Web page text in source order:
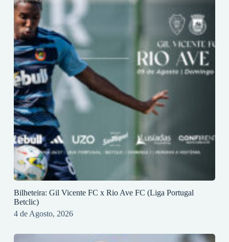
Bilheteira: Gil Vicente FC x Rio Ave FC (Liga Portugal
Betclic)
4 de Agosto, 2026